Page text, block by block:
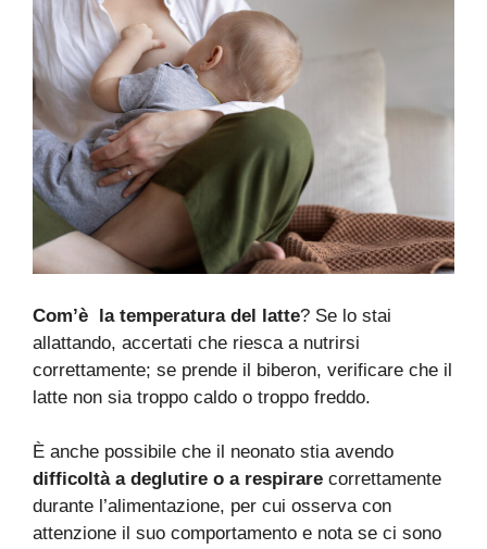
Com’è la temperatura del latte? Se lo stai
allattando, accertati che riesca a nutrirsi
correttamente; se prende il biberon, verificare che il
latte non sia troppo caldo o troppo freddo.
È anche possibile che il neonato stia avendo
difficoltà a deglutire o a respirare correttamente
durante l’alimentazione, per cui osserva con
attenzione il suo comportamento e nota se ci sono